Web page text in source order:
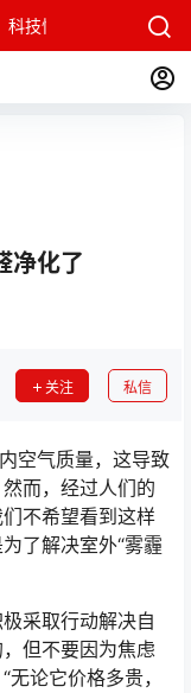
科技快讯 智能科技问
净化了
关注 私信
空气质量，这导致
而，经过人们的
不希望看到这样
了解决室外“雾霾
采取行动解决自
但不要因为焦虑
论它价格多贵，